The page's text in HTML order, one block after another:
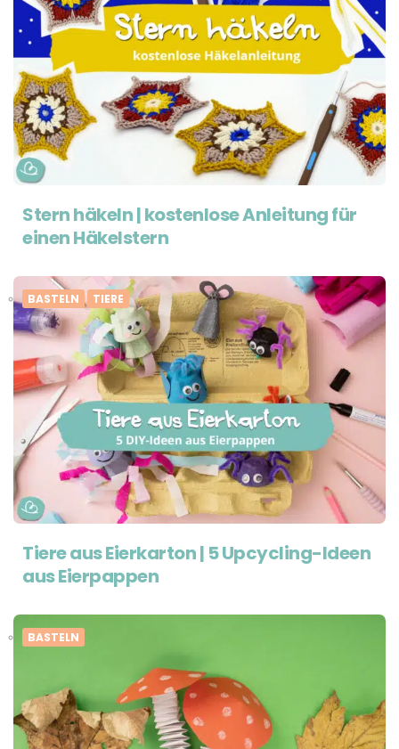
Stern häkeln | kostenlose Anleitung für
einen Häkelstern
BASTELN TIERE
Tiere aus Eierkarton | 5 Upcycling-Ideen
aus Eierpappen
BASTELN